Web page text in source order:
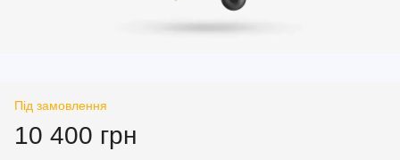
Під замовлення
10 400 грн